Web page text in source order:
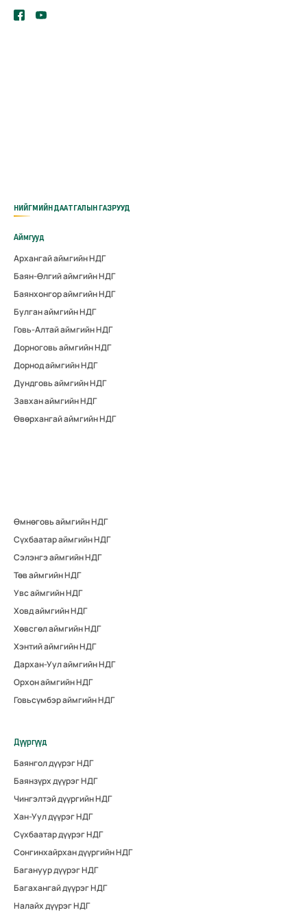
НИЙГМИЙН ДААТГАЛЫН ГАЗРУУД
Аймгууд
Архангай аймгийн НДГ
Баян-Өлгий аймгийн НДГ
Баянхонгор аймгийн НДГ
Булган аймгийн НДГ
Говь-Алтай аймгийн НДГ
Дорноговь аймгийн НДГ
Дорнод аймгийн НДГ
Дундговь аймгийн НДГ
Завхан аймгийн НДГ
Өвөрхангай аймгийн НДГ
Өмнөговь аймгийн НДГ
Сүхбаатар аймгийн НДГ
Сэлэнгэ аймгийн НДГ
Төв аймгийн НДГ
Увс аймгийн НДГ
Ховд аймгийн НДГ
Хөвсгөл аймгийн НДГ
Хэнтий аймгийн НДГ
Дархан-Уул аймгийн НДГ
Орхон аймгийн НДГ
Говьсүмбэр аймгийн НДГ
Дүүргүүд
Баянгол дүүрэг НДГ
Баянзүрх дүүрэг НДГ
Чингэлтэй дүүргийн НДГ
Хан-Уул дүүрэг НДГ
Сүхбаатар дүүрэг НДГ
Сонгинхайрхан дүүргийн НДГ
Багануур дүүрэг НДГ
Багахангай дүүрэг НДГ
Налайх дүүрэг НДГ